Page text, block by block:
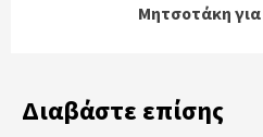
Μητσοτάκη
Διαβάστε επίσης